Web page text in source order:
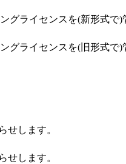
グライセンスを(新形式で
グライセンスを(旧形式で
せします。
せします。